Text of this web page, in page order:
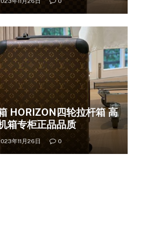
HORIZON四轮拉杆箱 高
箱专柜正品品质
年11月26日 0